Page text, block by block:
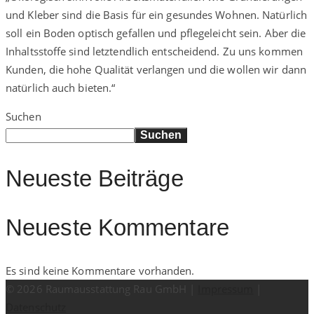
und Kleber sind die Basis für ein gesundes Wohnen. Natürlich
soll ein Boden optisch gefallen und pflegeleicht sein. Aber die
Inhaltsstoffe sind letztendlich entscheidend. Zu uns kommen
Kunden, die hohe Qualität verlangen und die wollen wir dann
natürlich auch bieten.“
Suchen
Suchen
Neueste Beiträge
Neueste Kommentare
Es sind keine Kommentare vorhanden.
© 2026 Raumausstattung Rau GmbH |